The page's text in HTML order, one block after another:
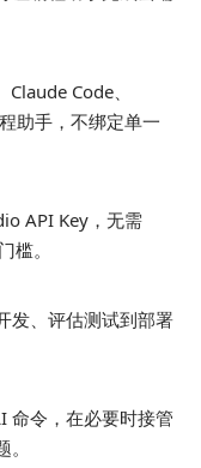
Code、
助手，不绑定单一
API Key，无需
槛。
发、评估测试到部署
命令，在必要时接管